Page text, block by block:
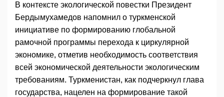
В контексте экологической повестки Президент
Бердымухамедов напомнил о туркменской
инициативе по формированию глобальной
рамочной программы перехода к циркулярной
экономике, отметив необходимость соответствия
всей экономической деятельности экологическим
требованиям. Туркменистан, как подчеркнул глава
государства, нацелен на формирование такой